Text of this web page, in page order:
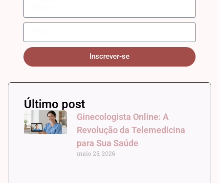
Inscrever-se
Último post
Ginecologista Online: A
Revolução da Telemedicina
para Sua Saúde
maio 25, 2026